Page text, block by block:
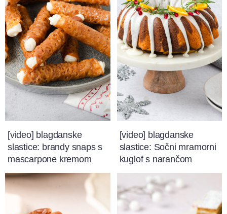
[video] blagdanske
slastice: brandy snaps s
mascarpone kremom
[video] blagdanske
slastice: Sočni mramorni
kuglof s narančom